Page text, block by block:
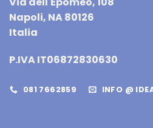
Napoli, NA 80126
Italia
P.IVA IT06872830630
081 7662859 INFO @